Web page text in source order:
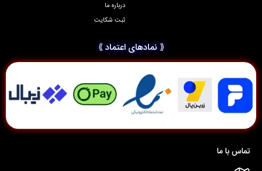
درباره ما
ثبت شکایت
⟪ نمادهای اعتماد ⟫
تماس با ما